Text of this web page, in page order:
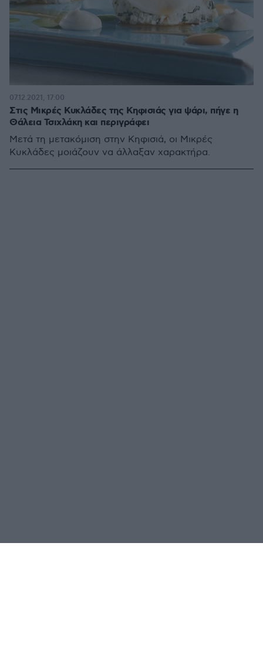
Στις Μικρές Κυκλάδες της Κηφισιάς για ψάρι, πήγε η
Θάλεια Τσιχλάκη και περιγράφει
Μετά τη µετακόμιση στην Κηφισιά, οι Μικρές
Κυκλάδες μοιάζουν να άλλαξαν χαρακτήρα.
07.12.2021, 17:00